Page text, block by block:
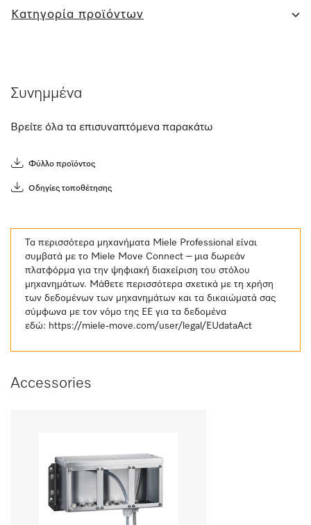
Κατηγορία προϊόντων
Συνημμένα
Βρείτε όλα τα επισυναπτόμενα παρακάτω
Φύλλο προϊόντος
Οδηγίες τοποθέτησης
Τα περισσότερα μηχανήματα Miele Professional είναι
συμβατά με το Miele Move Connect – μια δωρεάν
πλατφόρμα για την ψηφιακή διαχείριση του στόλου
μηχανημάτων. Μάθετε περισσότερα σχετικά με τη χρήση
των δεδομένων των μηχανημάτων και τα δικαιώματά σας
σύμφωνα με τον νόμο της ΕΕ για τα δεδομένα
εδώ: https://miele-move.com/user/legal/EUdataAct
Accessories